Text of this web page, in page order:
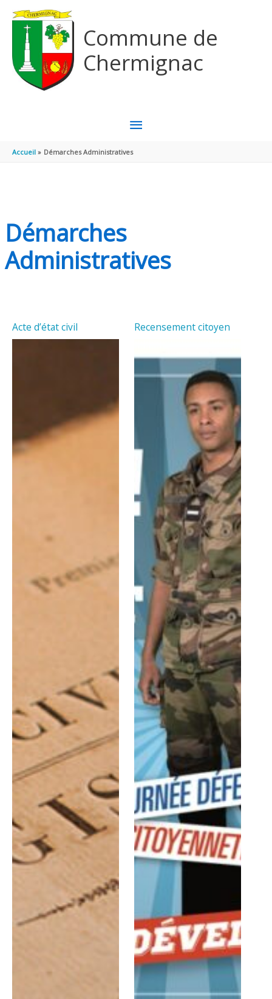
Commune de
Chermignac
MENU
PRINCIPAL
Accueil Démarches Administratives
Démarches
Administratives
Acte d’état civil Recensement citoyen